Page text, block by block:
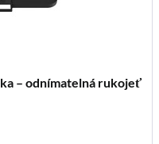
– odnímatelná rukojeť